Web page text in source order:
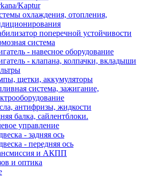
Kaptur
охлаждения, отопления,
поперечной устойчивости
система
- навесное оборудование
- клапана, колпачки, вкладыши
щетки, аккумуляторы
система, зажигание,
антифризы, жидкости
балка, сайлентблоки.
управление
- задняя ось
- передняя ось
и АКПП
и оптика